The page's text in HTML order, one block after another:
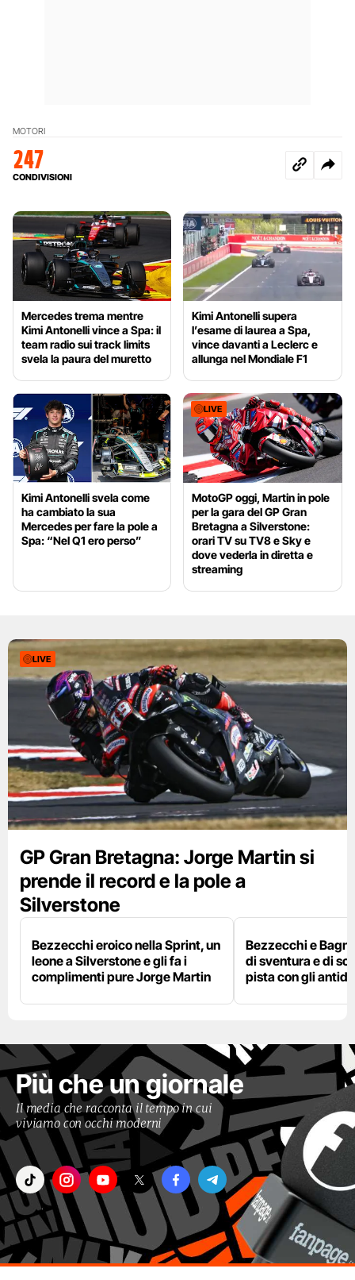
MOTORI
247
CONDIVISIONI
Mercedes trema mentre
Kimi Antonelli vince a Spa: il
team radio sui track limits
svela la paura del muretto
Kimi Antonelli supera
l’esame di laurea a Spa,
vince davanti a Leclerc e
allunga nel Mondiale F1
Kimi Antonelli svela come
ha cambiato la sua
Mercedes per fare la pole a
Spa: “Nel Q1 ero perso”
LIVE
MotoGP oggi, Martin in pole
per la gara del GP Gran
Bretagna a Silverstone:
orari TV su TV8 e Sky e
dove vederla in diretta e
streaming
LIVE
GP Gran Bretagna: Jorge Martin si
prende il record e la pole a
Silverstone
Bezzecchi eroico nella Sprint, un
leone a Silverstone e gli fa i
complimenti pure Jorge Martin
Bezzecchi e
di sventura e di
pista con gli
Più che un giornale
Il media che racconta il tempo in cui
viviamo con occhi moderni